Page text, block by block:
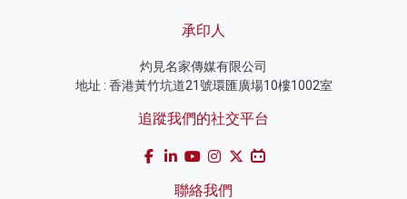
承印人
灼見名家傳媒有限公司
地址 : 香港黃竹坑道21號環匯廣場10樓1002室
追蹤我們的社交平台
聯絡我們